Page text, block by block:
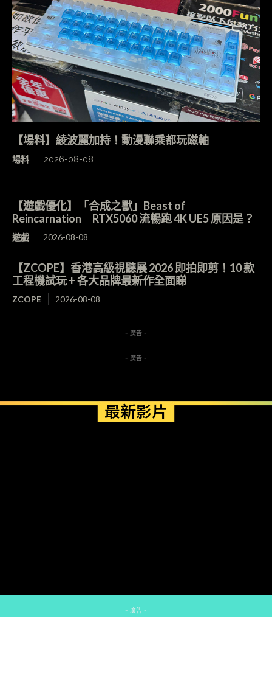
【場料】綾波麗加持！動漫聯乘都玩磁軸
場料 2026-08-08
【遊戲優化】「合成之獸」Beast of
Reincarnation RTX5060 流暢跑 4K UE5 原因是？
遊戲 2026-08-08
【ZCOPE】香港高級視聽展 2026 即拍即剪！10 款
工程機試玩 + 各大品牌最新作全面睇
ZCOPE 2026-08-08
- 廣告 -
- 廣告 -
最新影片
- 廣告 -